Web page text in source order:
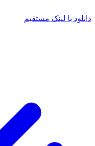
با لینک مستقیم